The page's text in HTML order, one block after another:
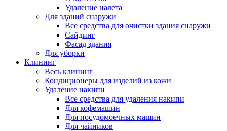
Удаление налета
Для зданий снаружи
Все средства для очистки здания снаружи
Сайдинг
Фасад здания
Для уборки
Клининг
Весь клининг
Кондиционеры для изделий из кожи
Удаление накипи
Все средства для удаления накипи
Для кофемашин
Для посудомоечных машин
Для чайников